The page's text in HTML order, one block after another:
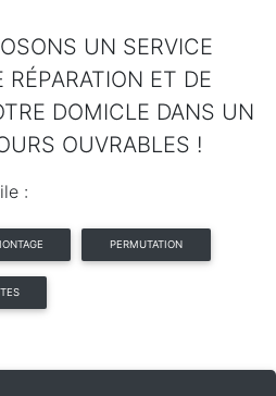
UN SERVICE
RÉPARATION ET DE
DOMICLE DANS UN
OUVRABLES !
:
PERMUTATION